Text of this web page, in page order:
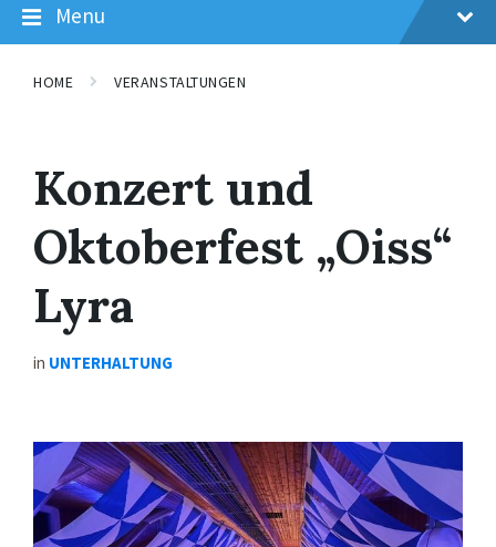
Menu
HOME VERANSTALTUNGEN
Konzert und
Oktoberfest „Oiss“
Lyra
in UNTERHALTUNG